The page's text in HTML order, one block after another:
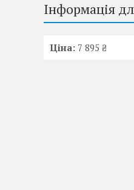
Інформація
Ціна: 7 895 ₴